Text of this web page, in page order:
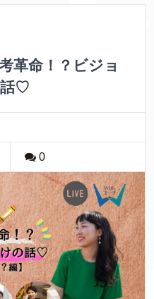
革命！？ビジョ
話♡
0